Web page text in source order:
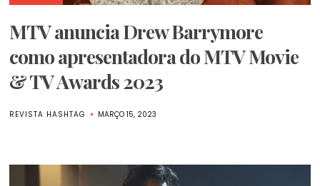
MTV anuncia Drew Barrymore
como apresentadora do MTV Movie
& TV Awards 2023
REVISTA HASHTAG MARÇO 15, 2023